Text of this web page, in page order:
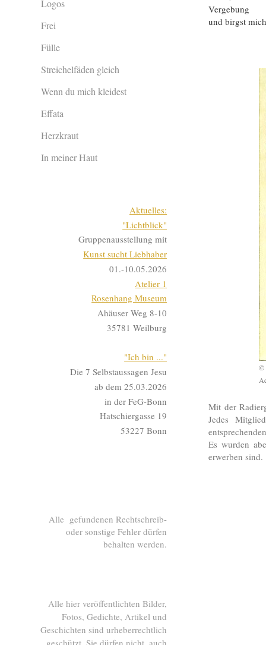
Vergebung
und birgst
©
Mit der
Jedes
Es wurden
erwerben sind.
Logos
Frei
Fülle
Streichelfäden gleich
Wenn du mich kleidest
Effata
Herzkraut
In meiner Haut
Aktuelles:
"Lichtblick"
Gruppenausstellung mit
Kunst sucht Liebhaber
01.-10.05.2026
Atelier 1
Rosenhang Museum
Ahäuser Weg 8-10
35781 Weilburg
"Ich bin ..."
Die 7 Selbstaussagen Jesu
ab dem 25.03.2026
in der FeG-Bonn
Hatschiergasse 19
53227 Bonn
Alle gefundenen Rechtschreib-
oder sonstige Fehler dürfen
behalten werden.
Alle hier veröffentlichten Bilder,
Fotos, Gedichte, Artikel und
Geschichten sind urheberrechtlich